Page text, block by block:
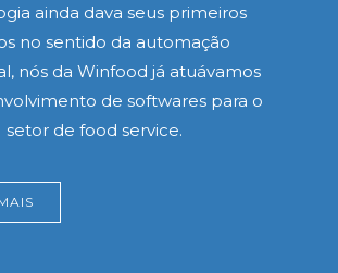
ainda dava seus primeiros
no sentido da automação
nós da Winfood já atuávamos
de softwares para o
setor de food service.